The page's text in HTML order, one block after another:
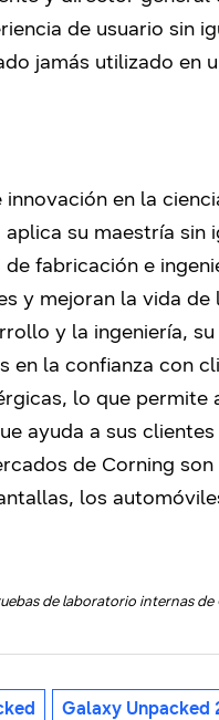
de usuario sin
jamás utilizado en
en la
su maestría sin
fabricación e
y mejoran la vida de
y la ingeniería,
la confianza con
lo que permite
ayuda a sus
de Corning
los
de laboratorio internas de
Galaxy Unpacked